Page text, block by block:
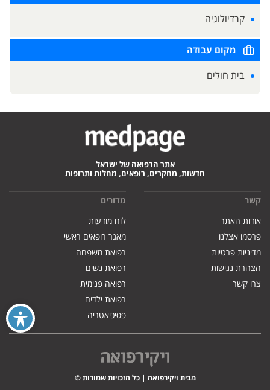
קרדיולוגיה
מקום עבודה
בית חולים
אתר הרפואה של ישראל
חדשות, מחקרים, רופאים, מחלות ותרופות
קשר
אודות האתר
פרסמו אצלנו
מדיניות פרטיות
הצהרת נגישות
צרו קשר
מדורים
לוח מודעות
מאגר רופאים ראשי
רפואת משפחה
רפואת נשים
רפואה פנימית
רפואת ילדים
פסיכיאטריה
מבית ויקירפואה | כל הזכויות שמורות ©